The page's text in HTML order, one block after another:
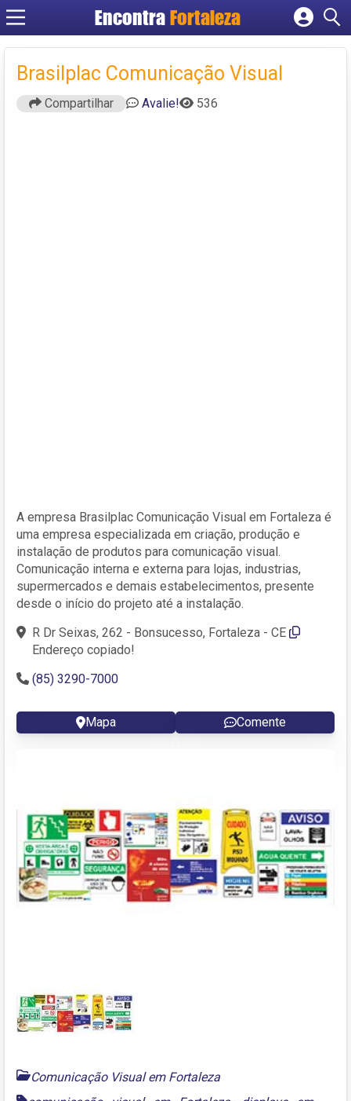
EncontraFortaleza
Cadastrar empresa
Fazer login
Criar conta
Brasilplac Comunicação Visual
Compartilhar Avalie! 536
A empresa Brasilplac Comunicação Visual em Fortaleza é
uma empresa especializada em criação, produção e
instalação de produtos para comunicação visual.
Comunicação interna e externa para lojas, industrias,
supermercados e demais estabelecimentos, presente
desde o início do projeto até a instalação.
R Dr Seixas, 262 - Bonsucesso, Fortaleza - CE
Endereço copiado!
(85) 3290-7000
Mapa Comente
Comunicação Visual em Fortaleza